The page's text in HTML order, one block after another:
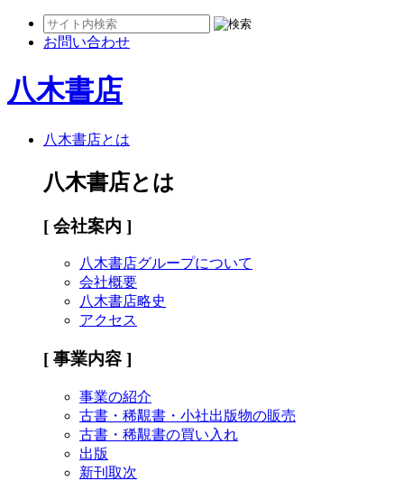
お問い合わせ
八木書店
八木書店とは
八木書店とは
[ 会社案内 ]
八木書店グループについて
会社概要
八木書店略史
アクセス
[ 事業内容 ]
事業の紹介
古書・稀覯書・小社出版物の販売
古書・稀覯書の買い入れ
出版
新刊取次